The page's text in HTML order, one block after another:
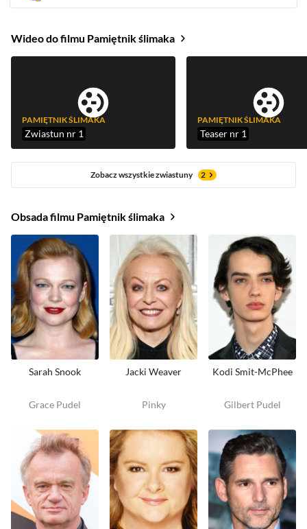
Wideo do filmu Pamiętnik ślimaka
PAMIĘTNIK ŚLIMAKA
Zwiastun nr 1
PAMIĘTNIK ŚLIMAKA
Teaser nr 1
Zobacz wszystkie zwiastuny 2
Obsada filmu Pamiętnik ślimaka
Sarah Snook
Grace Pudel
Jacki Weaver
Pinky
Kodi Smit-McPhee
Gilbert Pudel